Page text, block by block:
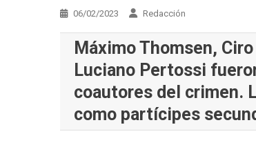
06/02/2023 Redacción
Máximo Thomsen,
Luciano Pertossi
coautores del crimen.
como partícipes